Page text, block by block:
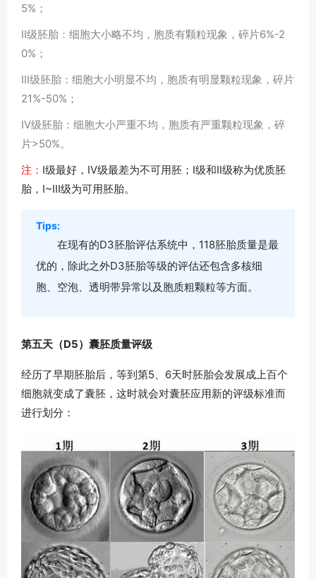
5%；
II级胚胎：细胞大小略不均，胞质有颗粒现象，碎片6%-2
0%；
III级胚胎：细胞大小明显不均，胞质有明显颗粒现象，碎片
21%-50%；
IV级胚胎：细胞大小严重不均，胞质有严重颗粒现象，碎
片>50%。
注： I级最好，IV级最差为不可用胚；I级和II级称为优质胚
胎，I~III级为可用胚胎。
Tips:
在现有的D3胚胎评估系统中，118胚胎质量是最
优的，除此之外D3胚胎等级的评估还包含多核细
胞、空泡、透明带异常以及胞质粗颗粒等方面。
第五天（D5）囊胚质量评级
经历了早期胚胎后，等到第5、6天时胚胎会发展成上百个
细胞就变成了囊胚，这时就会对囊胚应用新的评级标准而
进行划分：